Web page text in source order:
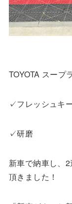
TOYOTA スープ
✓フレッシュキ
✓研磨
新車で納車し、
頂きました！